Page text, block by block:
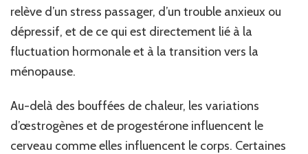
relève d’un stress passager, d’un trouble anxieux ou
dépressif, et de ce qui est directement lié à la
fluctuation hormonale et à la transition vers la
ménopause.
Au-delà des bouffées de chaleur, les variations
d’œstrogènes et de progestérone influencent le
cerveau comme elles influencent le corps. Certaines